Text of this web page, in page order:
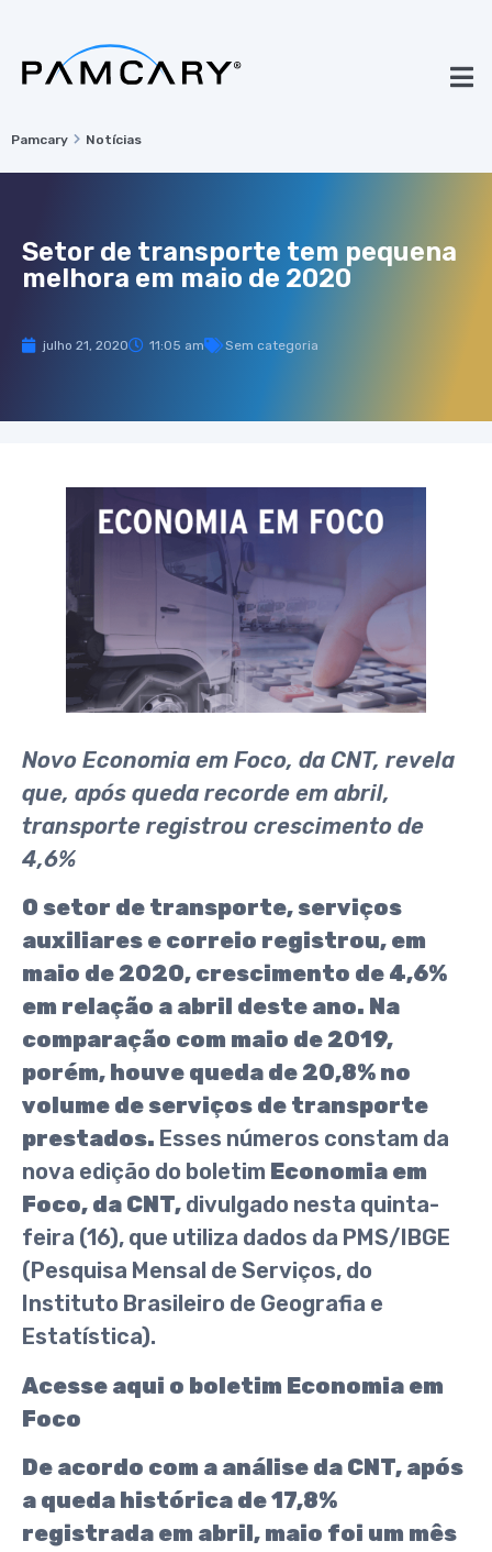
Pamcary Notícias
Setor de transporte tem pequena
melhora em maio de 2020
julho 21, 2020 11:05 am Sem categoria
Novo Economia em Foco, da CNT, revela
que, após queda recorde em abril,
transporte registrou crescimento de
4,6%
O setor de transporte, serviços
auxiliares e correio registrou, em
maio de 2020, crescimento de 4,6%
em relação a abril deste ano. Na
comparação com maio de 2019,
porém, houve queda de 20,8% no
volume de serviços de transporte
prestados. Esses números constam da
nova edição do boletim Economia em
Foco, da CNT, divulgado nesta quinta-
feira (16), que utiliza dados da PMS/IBGE
(Pesquisa Mensal de Serviços, do
Instituto Brasileiro de Geografia e
Estatística).
Acesse aqui o boletim Economia em
Foco
De acordo com a análise da CNT, após
a queda histórica de 17,8%
registrada em abril, maio foi um mês